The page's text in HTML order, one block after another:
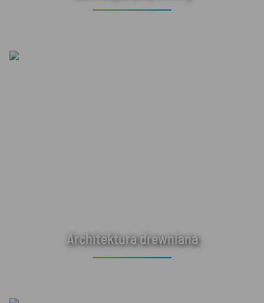
Architektura drewniana